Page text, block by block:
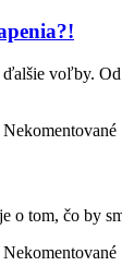
ďalšie voľby.
Nekomentované
o tom, čo by
Nekomentované